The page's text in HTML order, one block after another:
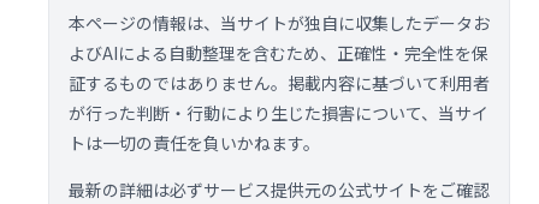
本ページの情報は、当サイトが独自に収集したデータお
よびAIによる自動整理を含むため、正確性・完全性を保
証するものではありません。掲載内容に基づいて利用者
が行った判断・行動により生じた損害について、当サイ
トは一切の責任を負いかねます。
最新の詳細は必ずサービス提供元の公式サイトをご確認